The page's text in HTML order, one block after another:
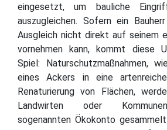
eingesetzt, um bauliche
auszugleichen. Sofern ein
Ausgleich nicht direkt auf seinem
vornehmen kann, kommt diese
Spiel: Naturschutzmaßnahmen,
eines Ackers in eine
Renaturierung von Flächen,
Landwirten oder
sogenannten Ökokonto